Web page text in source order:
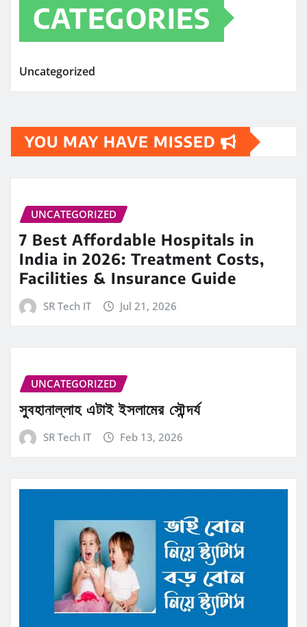
CATEGORIES
Uncategorized
YOU MAY HAVE MISSED
UNCATEGORIZED
7 Best Affordable Hospitals in
India in 2026: Treatment Costs,
Facilities & Insurance Guide
SR Tech IT Jul 21, 2026
UNCATEGORIZED
সুবহানাল্লাহ এটাই ইসলামের সৌন্দর্য
SR Tech IT Feb 13, 2026